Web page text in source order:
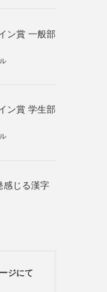
ン賞 一般部
ン賞 学生部
感じる漢字
ジにて